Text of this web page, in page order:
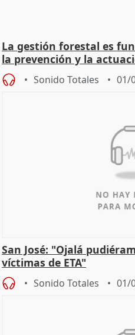
La gestión forestal es
la prevención y la
Sonido Totales 01/
San José: "Ojalá
víctimas de ETA"
Sonido Totales 01/